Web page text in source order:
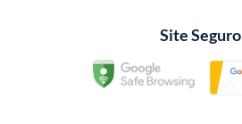
Site Seguro